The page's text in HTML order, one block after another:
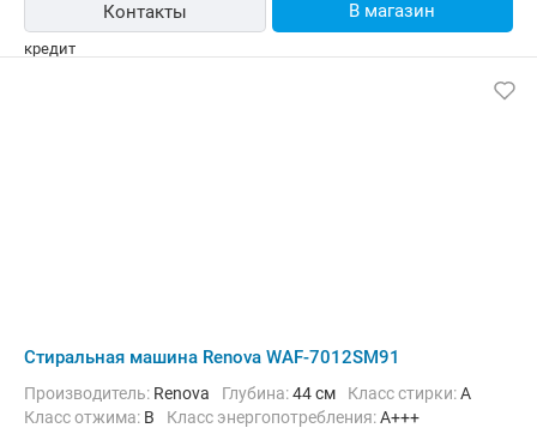
Контакты В магазин
Стиральная машина Renova WAF-7012SM91
Производитель: Renova Глубина:44 см Класс стирки:A
Класс отжима: B Класс энергопотребления:A+++